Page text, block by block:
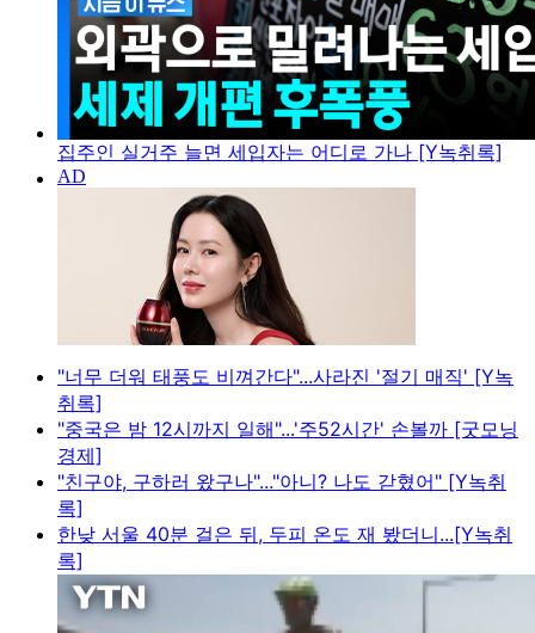
집주인 실거주 늘면 세입자는 어디로 가나 [Y녹취록]
"너무 더워 태풍도 비껴간다"...사라진 '절기 매직' [Y녹
취록]
"중국은 밤 12시까지 일해"...'주52시간' 손볼까 [굿모닝
경제]
"친구야, 구하러 왔구나"..."아니? 나도 갇혔어" [Y녹취
록]
한낮 서울 40분 걸은 뒤, 두피 온도 재 봤더니...[Y녹취
록]